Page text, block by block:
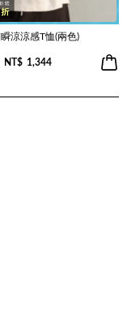
涼涼感T恤(兩色)
NT$ 1,344